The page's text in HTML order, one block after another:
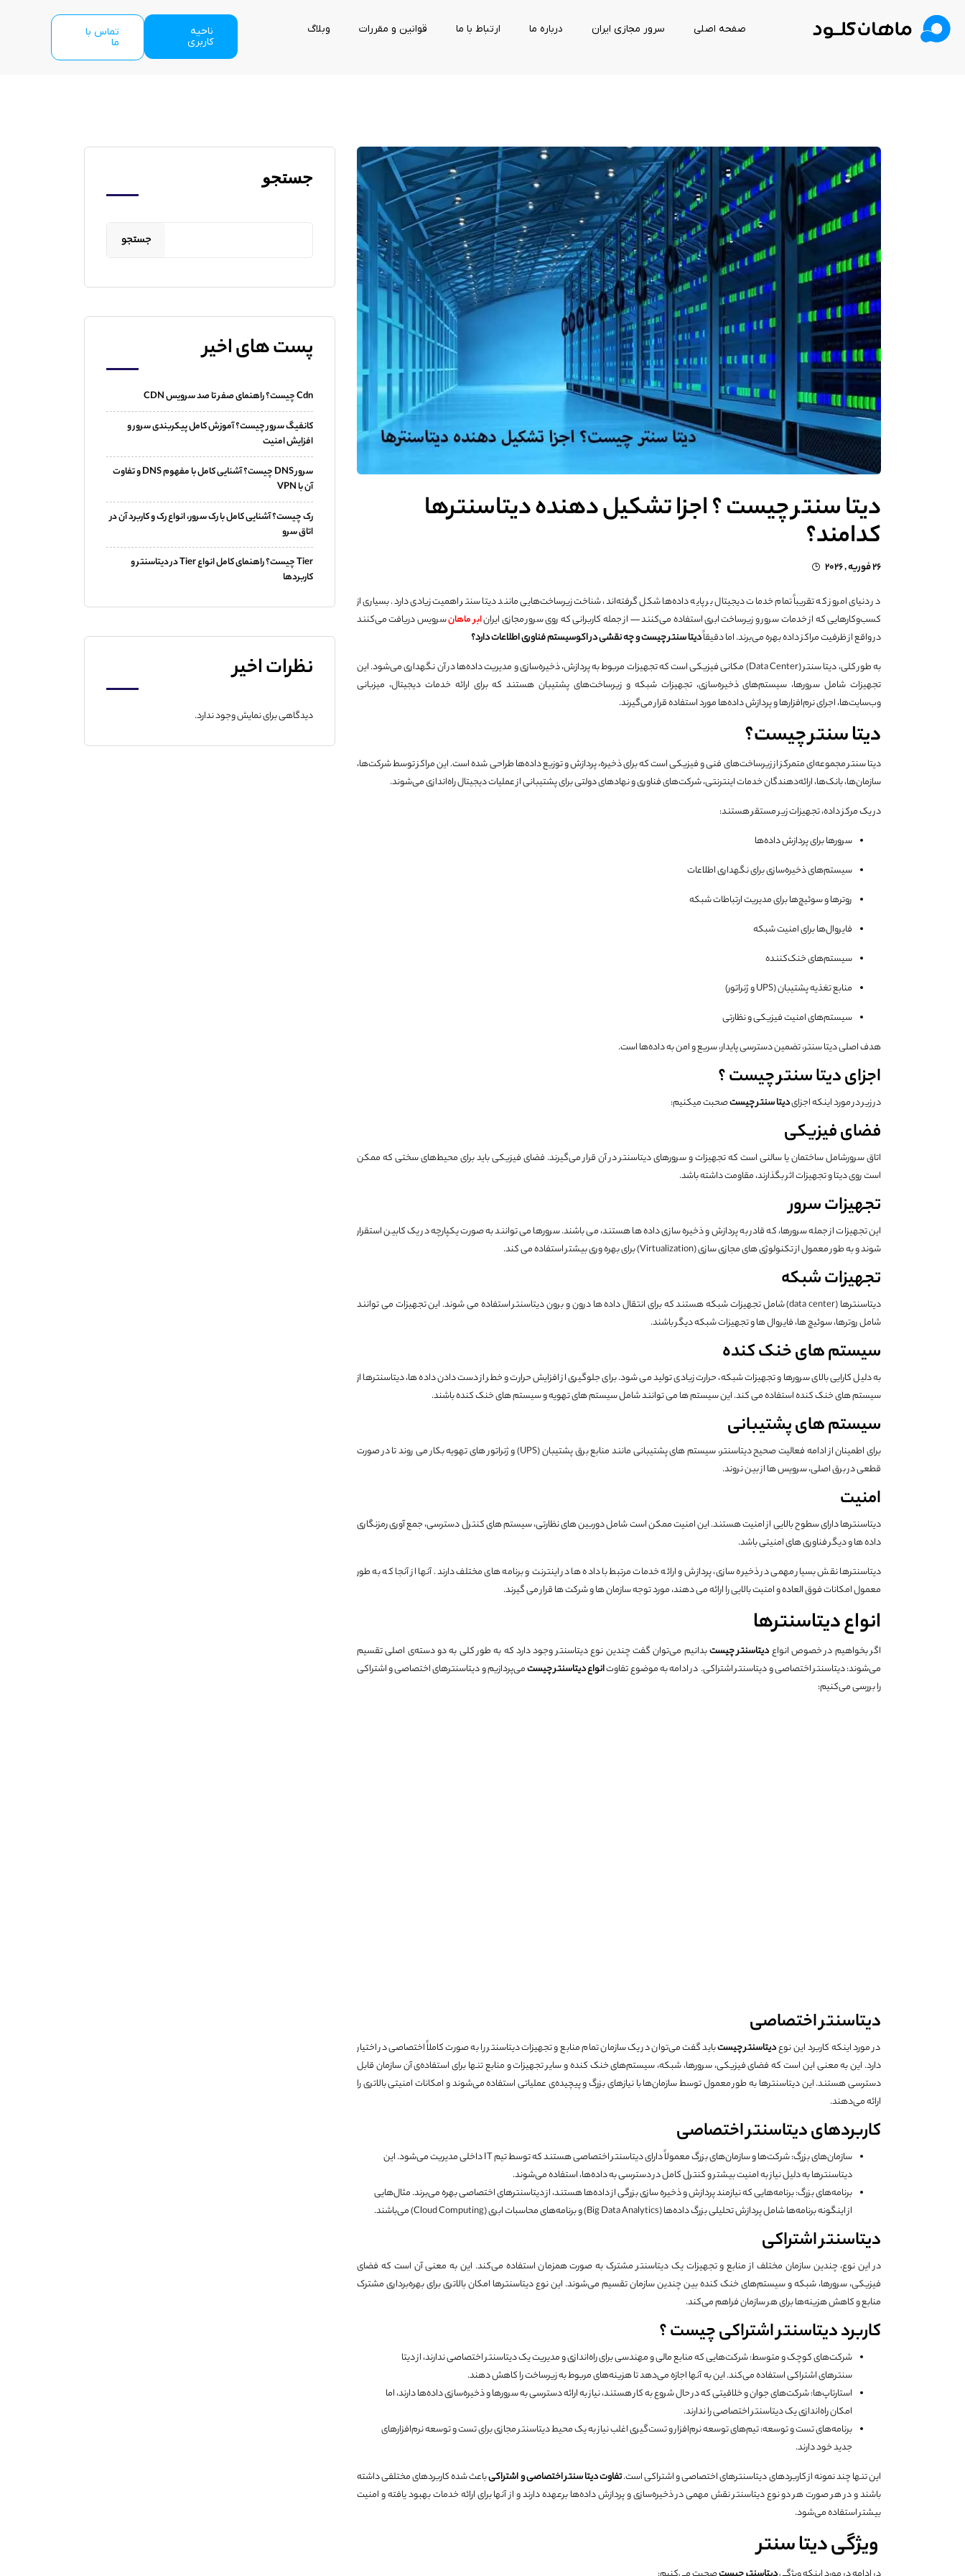
صفحه اصلی سرور مجازی ایران درباره ما ارتباط با ما قوانین و مقررات وبلاگ ناحیه
کاربری
تماس با
ما
دیتا سنتر چیست ؟ اجزا تشکیل دهنده دیتاسنترها
کدامند؟
26 فوریه , 2026
در دنیای امروز که تقریباً تمام خدمات دیجیتال بر پایه داده‌ها شکل گرفته‌اند، شناخت زیرساخت‌هایی مانند دیتا سنتر اهمیت زیادی دارد. بسیاری از
کسب‌وکارهایی که از خدمات سرور و زیرساخت ابری استفاده می‌کنند — از جمله کاربرانی که روی سرور مجازی ایرانابر ماهانسرویس دریافت می‌کنند
در واقع از ظرفیت مراکز داده بهره می‌برند. اما دقیقاًدیتا سنتر چیست و چه نقشی در اکوسیستم فناوری اطلاعات دارد؟
به طور کلی، دیتا سنتر (Data Center) مکانی فیزیکی است که تجهیزات مربوط به پردازش، ذخیره‌سازی و مدیریت داده‌ها در آن نگهداری می‌شود. این
تجهیزات شامل سرورها، سیستم‌های ذخیره‌سازی، تجهیزات شبکه و زیرساخت‌های پشتیبان هستند که برای ارائه خدمات دیجیتال، میزبانی
وب‌سایت‌ها، اجرای نرم‌افزارها و پردازش داده‌ها مورد استفاده قرار می‌گیرند.
دیتا سنتر چیست؟
دیتا سنتر مجموعه‌ای متمرکز از زیرساخت‌های فنی و فیزیکی است که برای ذخیره، پردازش و توزیع داده‌ها طراحی شده است. این مراکز توسط شرکت‌ها،
سازمان‌ها، بانک‌ها، ارائه‌دهندگان خدمات اینترنتی، شرکت‌های فناوری و نهادهای دولتی برای پشتیبانی از عملیات دیجیتال راه‌اندازی می‌شوند.
در یک مرکز داده، تجهیزات زیر مستقر هستند:
سرورها برای پردازش داده‌ها
سیستم‌های ذخیره‌سازی برای نگهداری اطلاعات
روترها و سوئیچ‌ها برای مدیریت ارتباطات شبکه
فایروال‌ها برای امنیت شبکه
سیستم‌های خنک‌کننده
منابع تغذیه پشتیبان (UPS و ژنراتور)
سیستم‌های امنیت فیزیکی و نظارتی
هدف اصلی دیتا سنتر، تضمین دسترسی پایدار، سریع و امن به داده‌ها است.
اجزای دیتا سنتر چیست ؟
در زیر در مورد اینکه اجزایدیتا سنتر چیستصحبت می­کنیم:
فضای فیزیکی
اتاق سرورشامل ساختمان یا سالنی است که تجهیزات و سرورهای دیتاسنتر در آن قرار می‌گیرند. فضای فیزیکی باید برای محیط‌های سختی که ممکن
است روی دیتا و تجهیزات اثر بگذارند، مقاومت داشته باشد.
تجهیزات سرور
این تجهیزات از جمله سرورها، که قادر به پردازش و ذخیره سازی داده ها هستند، می باشند. سرورها می توانند به صورت یکپارچه در یک کابین استقرار
شوند و به طور معمول از تکنولوژی های مجازی سازی (Virtualization) برای بهره وری بیشتر استفاده می کند.
تجهیزات شبکه
دیتاسنترها (data center) شامل تجهیزات شبکه هستند که برای انتقال داده ها درون و برون دیتاسنتر استفاده می شوند. این تجهیزات می توانند
شامل روترها، سوئیچ ها، فایروال ها و تجهیزات شبکه دیگر باشند.
سیستم های خنک کنده
به دلیل کارایی بالای سرورها و تجهیزات شبکه، حرارت زیادی تولید می شود. برای جلوگیری از افزایش حرارت و خطر از دست دادن داده ها، دیتاسنترها از
سیستم های خنک کنده استفاده می کند. این سیستم ها می توانند شامل سیستم های تهویه و سیستم های خنک کنده باشند.
سیستم های پشتیبانی
برای اطمینان از ادامه فعالیت صحیح دیتاسنتر، سیستم های پشتیبانی مانند منابع برق پشتیبان (UPS) و ژنراتور های تهویه بکار می روند تا در صورت
قطعی در برق اصلی، سرویس ها از بین نروند.
امنیت
دیتاسنترها دارای سطوح بالایی از امنیت هستند. این امنیت ممکن است شامل دوربین های نظارتی، سیستم های کنترل دسترسی، جمع آوری رمزنگاری
داده ها و دیگر فناوری های امنیتی باشد.
دیتاسنترها نقش بسیار مهمی در ذخیره سازی، پردازش و ارائه خدمات مرتبط با داده ها در اینترنت و برنامه های مختلف دارند. آنها از آنجا که به طور
معمول امکانات فوق العاده و امنیت بالایی را ارائه می دهند، مورد توجه سازمان ها و شرکت ها قرار می گیرند.
انواع دیتاسنترها
اگر بخواهیم در خصوص انواعدیتاسنتر چیستبدانیم می‌توان گفت چندین نوع دیتاسنتر وجود دارد که به طور کلی به دو دسته‌ی اصلی تقسیم
می‌شوند: دیتاسنتر اختصاصی و دیتاسنتر اشتراکی. در ادامه به موضوع تفاوتانواعدیتاسنتر چیستمی‌پردازیم و دیتاسنترهای اختصاصی و اشتراکی
را بررسی می‌کنیم:
دیتاسنتر اختصاصی
در مورد اینکه کاربرد این نوعدیتاسنتر چیستباید گفت می‌توان در یک سازمان تمام منابع و تجهیزات دیتاسنتر را به صورت کاملاً اختصاصی در اختیار
دارد. این به معنی این است که فضای فیزیکی، سرورها، شبکه، سیستم‌های خنک کنده و سایر تجهیزات و منابع تنها برای استفاده‌ی آن سازمان قابل
دسترسی هستند. این دیتاسنترها به طور معمول توسط سازمان‌ها با نیازهای بزرگ و پیچیده‌ی عملیاتی استفاده می‌شوند و امکانات امنیتی بالاتری را
ارائه می‌دهند.
کاربردهای دیتاسنتر اختصاصی
سازمان‌های بزرگ: شرکت‌ها و سازمان‌های بزرگ معمولاً دارای دیتاسنتر اختصاصی هستند که توسط تیم IT داخلی مدیریت می‌شود. این
دیتاسنترها به دلیل نیاز به امنیت بیشتر و کنترل کامل در دسترسی به داده‌ها، استفاده می‌شوند.
برنامه‌های بزرگ: برنامه‌هایی که نیازمند پردازش و ذخیره سازی بزرگی از داده‌ها هستند، از دیتاسنترهای اختصاصی بهره می‌برند. مثال‌هایی
از اینگونه برنامه‌ها شامل پردازش تحلیلی بزرگ داده‌ها (Big Data Analytics) و برنامه‌های محاسبات ابری (Cloud Computing) می‌باشند.
دیتاسنتر اشتراکی
در این نوع، چندین سازمان مختلف از منابع و تجهیزات یک دیتاسنتر مشترک به صورت همزمان استفاده می‌کند. این به معنی آن است که فضای
فیزیکی، سرورها، شبکه و سیستم‌های خنک کنده بین چندین سازمان تقسیم می‌شوند. این نوع دیتاسنترها امکان بالاتری برای بهره‌برداری مشترک
منابع و کاهش هزینه‌ها برای هر سازمان فراهم می‌کند.
کاربرد دیتاسنتر اشتراکی چیست ؟
شرکت‌های کوچک و متوسط: شرکت‌هایی که منابع مالی و مهندسی برای راه‌اندازی و مدیریت یک دیتاسنتر اختصاصی ندارند، از دیتا
سنترهای اشتراکی استفاده می‌کند. این به آنها اجازه می‌دهد تا هزینه‌های مربوط به زیرساخت را کاهش دهند.
استارتاپ‌ها: شرکت‌های جوان و خلاقیتی که در حال شروع به کار هستند، نیاز به ارائه دسترسی به سرورها و ذخیره‌سازی داده‌ها دارند، اما
امکان راه‌اندازی یک دیتاسنتر اختصاصی را ندارند.
برنامه‌های تست و توسعه: تیم‌های توسعه نرم‌افزار و تست‌گیری اغلب نیاز به یک محیط دیتاسنتر مجازی برای تست و توسعه نرم‌افزارهای
جدید خود دارند.
این تنها چند نمونه از کاربردهای دیتاسنترهای اختصاصی و اشتراکی است.تفاوت دیتا سنتر اختصاصی و اشتراکیباعث شده کاربردهای مختلفی داشته
باشند و در هر صورت هر دو نوع دیتاسنتر نقش مهمی در ذخیره‌سازی و پردازش داده‌ها برعهده دارند و از آنها برای ارائه خدمات بهبود یافته و امنیت
بیشتر استفاده می‌شود.
ویژگی دیتا سنتر
جستجو
جستجو
پست های اخیر
Cdn چیست؟ راهنمای صفر تا صد سرویس CDN
کانفیگ سرور چیست؟ آموزش کامل پیکربندی سرور و
افزایش امنیت
سرور DNS چیست؟ آشنایی کامل با مفهوم DNS و تفاوت
آن با VPN
رک چیست؟ آشنایی کامل با رک سرور، انواع رک و کاربرد آن در
اتاق سرو
Tier چیست؟ راهنمای کامل انواع Tier در دیتاسنتر و
کاربردها
نظرات اخیر
دیدگاهی برای نمایش وجود ندارد.